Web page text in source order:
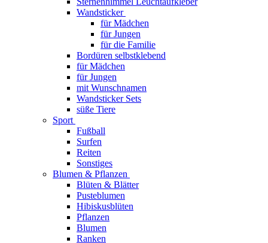
Wandsticker
für Mädchen
für Jungen
für die Familie
Bordüren selbstklebend
für Mädchen
für Jungen
mit Wunschnamen
Wandsticker Sets
süße Tiere
Sport
Fußball
Surfen
Reiten
Sonstiges
Blumen & Pflanzen
Blüten & Blätter
Pusteblumen
Hibiskusblüten
Pflanzen
Blumen
Ranken